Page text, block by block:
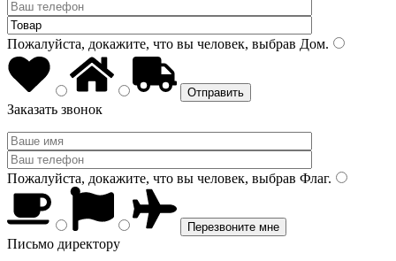
Пожалуйста, докажите, что вы человек, выбрав Дом.
Заказать звонок
Пожалуйста, докажите, что вы человек, выбрав Флаг.
Письмо директору